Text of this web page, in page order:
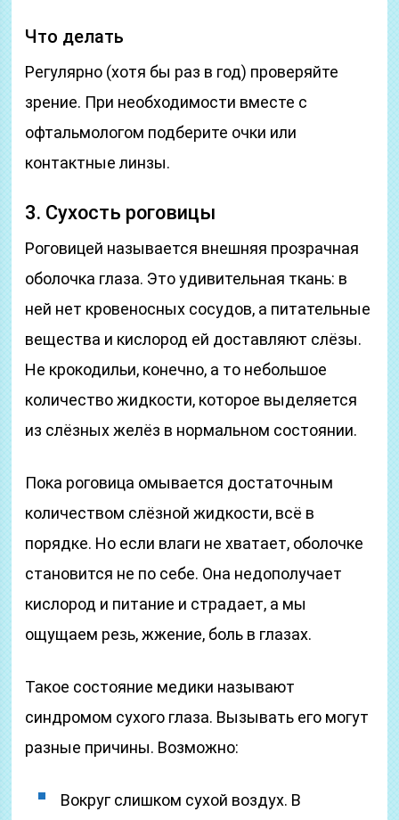
Что делать
Регулярно (хотя бы раз в год) проверяйте
зрение. При необходимости вместе с
офтальмологом подберите очки или
контактные линзы.
3. Сухость роговицы
Роговицей называется внешняя прозрачная
оболочка глаза. Это удивительная ткань: в
ней нет кровеносных сосудов, а питательные
вещества и кислород ей доставляют слёзы.
Не крокодильи, конечно, а то небольшое
количество жидкости, которое выделяется
из слёзных желёз в нормальном состоянии.
Пока роговица омывается достаточным
количеством слёзной жидкости, всё в
порядке. Но если влаги не хватает, оболочке
становится не по себе. Она недополучает
кислород и питание и страдает, а мы
ощущаем резь, жжение, боль в глазах.
Такое состояние медики называют
синдромом сухого глаза. Вызывать его могут
разные причины. Возможно:
Вокруг слишком сухой воздух. В